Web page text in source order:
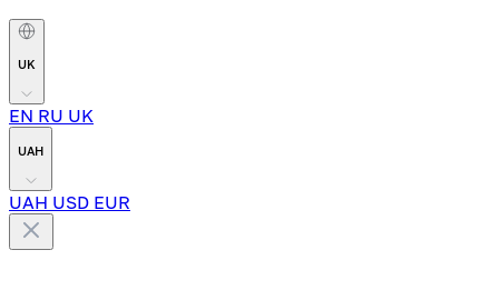
UK
EN RU UK
UAH
UAH USD EUR